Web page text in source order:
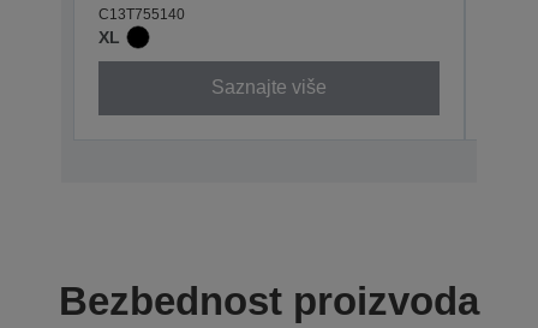
C13T755140
XL
Saznajte više
Bezbednost proizvoda